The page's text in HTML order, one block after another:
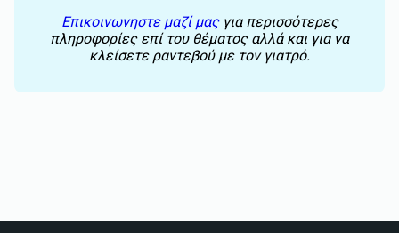
Επικοινωνηστε μαζί μαςγια περισσότερες
πληροφορίες επί του θέματος αλλά και για να
κλείσετε ραντεβού με τον γιατρό.